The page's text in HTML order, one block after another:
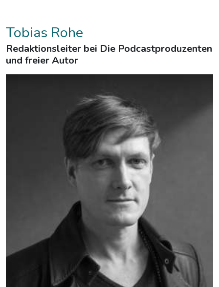
Tobias Rohe
Redaktionsleiter bei Die Podcastproduzenten
und freier Autor